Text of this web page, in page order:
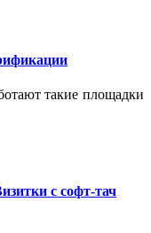
такие площадки
с софт-тач